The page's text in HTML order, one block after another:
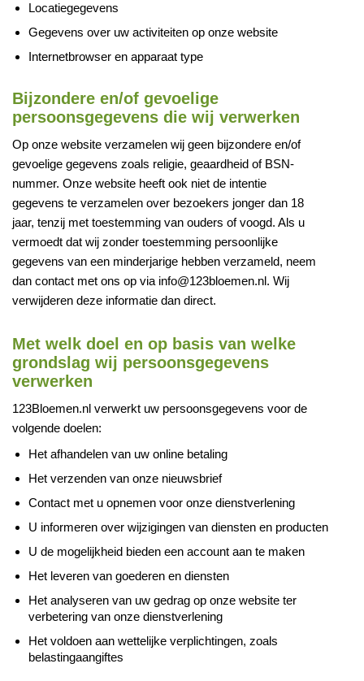
Locatiegegevens
Gegevens over uw activiteiten op onze website
Internetbrowser en apparaat type
Bijzondere en/of gevoelige
persoonsgegevens die wij verwerken
Op onze website verzamelen wij geen bijzondere en/of
gevoelige gegevens zoals religie, geaardheid of BSN-
nummer. Onze website heeft ook niet de intentie
gegevens te verzamelen over bezoekers jonger dan 18
jaar, tenzij met toestemming van ouders of voogd. Als u
vermoedt dat wij zonder toestemming persoonlijke
gegevens van een minderjarige hebben verzameld, neem
dan contact met ons op via info@123bloemen.nl. Wij
verwijderen deze informatie dan direct.
Met welk doel en op basis van welke
grondslag wij persoonsgegevens
verwerken
123Bloemen.nl verwerkt uw persoonsgegevens voor de
volgende doelen:
Het afhandelen van uw online betaling
Het verzenden van onze nieuwsbrief
Contact met u opnemen voor onze dienstverlening
U informeren over wijzigingen van diensten en producten
U de mogelijkheid bieden een account aan te maken
Het leveren van goederen en diensten
Het analyseren van uw gedrag op onze website ter
verbetering van onze dienstverlening
Het voldoen aan wettelijke verplichtingen, zoals
belastingaangiftes